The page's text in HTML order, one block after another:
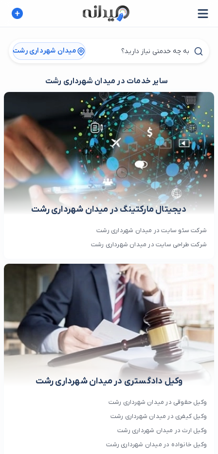
میدان شهرداری رشت
سایر خدمات در میدان شهرداری رشت
دیجیتال مارکتینگ در میدان شهرداری رشت
شرکت سئو سایت در میدان شهرداری رشت
شرکت طراحی سایت در میدان شهرداری رشت
وکیل دادگستری در میدان شهرداری رشت
وکیل حقوقی در میدان شهرداری رشت
وکیل کیفری در میدان شهرداری رشت
وکیل ارث در میدان شهرداری رشت
وکیل خانواده در میدان شهرداری رشت